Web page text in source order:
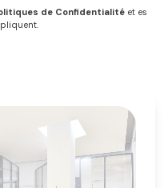
de Confidentialité et es